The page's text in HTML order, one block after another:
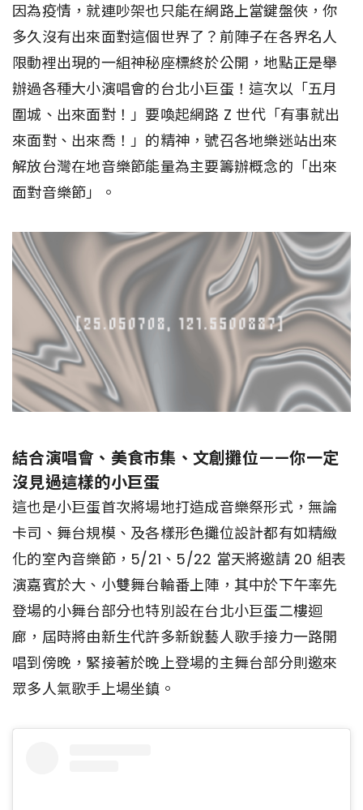
因為疫情，就連吵架也只能在網路上當鍵盤俠，你
多久沒有出來面對這個世界了？前陣子在各界名人
限動裡出現的一組神秘座標終於公開，地點正是舉
辦過各種大小演唱會的台北小巨蛋！這次以「五月
圍城、出來面對！」要喚起網路 Z 世代「有事就出
來面對、出來喬！」的精神，號召各地樂迷站出來
解放台灣在地音樂節能量為主要籌辦概念的「出來
面對音樂節」。
結合演唱會、美食市集、文創攤位——你一定
沒見過這樣的小巨蛋
這也是小巨蛋首次將場地打造成音樂祭形式，無論
卡司、舞台規模、及各樣形色攤位設計都有如精緻
化的室內音樂節，5/21、5/22 當天將邀請 20 組表
演嘉賓於大、小雙舞台輪番上陣，其中於下午率先
登場的小舞台部分也特別設在台北小巨蛋二樓迴
廊，屆時將由新生代許多新銳藝人歌手接力一路開
唱到傍晚，緊接著於晚上登場的主舞台部分則邀來
眾多人氣歌手上場坐鎮。